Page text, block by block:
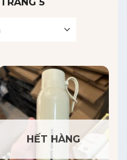
HẾT HÀNG